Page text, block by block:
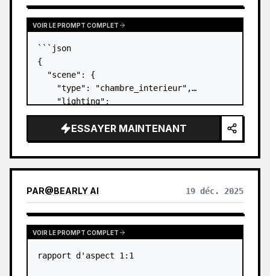
VOIR LE PROMPT COMPLET
```json
{
  "scene": {
    "type": "chambre_interieur",
    "lighting":
"lumiere_naturelle_jour",
    "atmosphere": "decontractee,
douillette, domestique"
  },
  "subject": {
      "position":
ESSAYER MAINTENANT
PAR@BEARLY AI 19 déc. 2025
VOIR LE PROMPT COMPLET
rapport d'aspect 1:1